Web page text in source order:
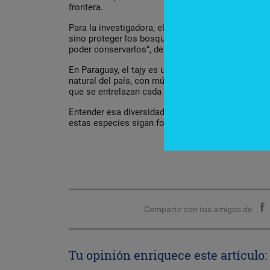
frontera.
Para la investigadora, el principal desafío hoy no
sino proteger los bosques donde crecen.
poder conservarlos”, destacó.
En Paraguay, el tajy es un símbolo de la
natural del país, con múltiples especies, distintos
que se entrelazan cada año.
Entender esa diversidad es clave para valorar lo
estas especies sigan formando parte del paisaje
Compartir con tus amigos de
Tu opinión enriquece este artículo: